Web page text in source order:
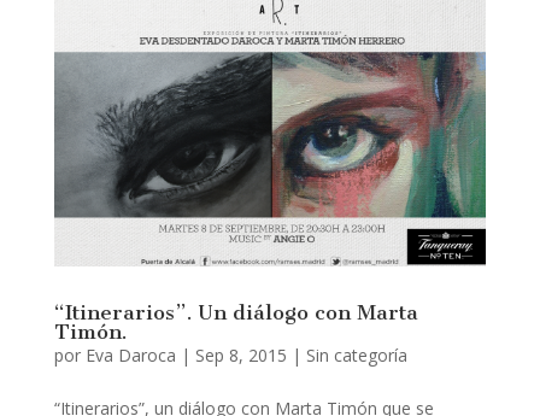
“Itinerarios”. Un diálogo con Marta
Timón.
por Eva Daroca | Sep 8, 2015 | Sin categoría
“Itinerarios”, un diálogo con Marta Timón que se